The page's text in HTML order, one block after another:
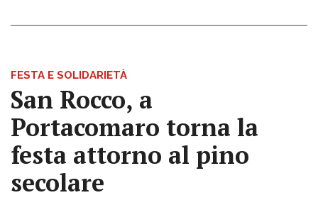
FESTA E SOLIDARIETÀ
San Rocco, a
Portacomaro torna la
festa attorno al pino
secolare